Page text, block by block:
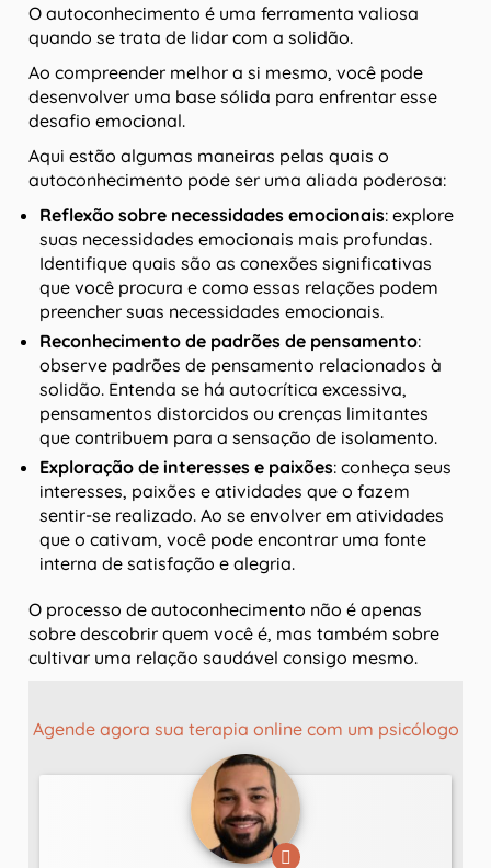
O autoconhecimento é uma ferramenta valiosa
quando se trata de lidar com a solidão.
Ao compreender melhor a si mesmo, você pode
desenvolver uma base sólida para enfrentar esse
desafio emocional.
Aqui estão algumas maneiras pelas quais o
autoconhecimento pode ser uma aliada poderosa:
Reflexão sobre necessidades emocionais: explore
suas necessidades emocionais mais profundas.
Identifique quais são as conexões significativas
que você procura e como essas relações podem
preencher suas necessidades emocionais.
Reconhecimento de padrões de pensamento:
observe padrões de pensamento relacionados à
solidão. Entenda se há autocrítica excessiva,
pensamentos distorcidos ou crenças limitantes
que contribuem para a sensação de isolamento.
Exploração de interesses e paixões: conheça seus
interesses, paixões e atividades que o fazem
sentir-se realizado. Ao se envolver em atividades
que o cativam, você pode encontrar uma fonte
interna de satisfação e alegria.
O processo de autoconhecimento não é apenas
sobre descobrir quem você é, mas também sobre
cultivar uma relação saudável consigo mesmo.
Agende agora sua terapia online com um psicólogo